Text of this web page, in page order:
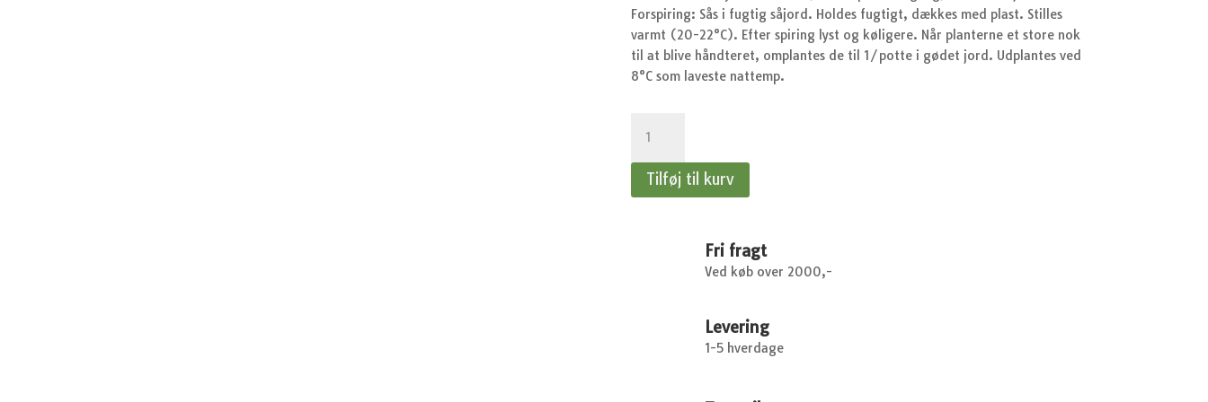
Forspiring: Sås i fugtig såjord. Holdes fugtigt, dækkes med plast. Stilles
varmt (20-22°C). Efter spiring lyst og køligere. Når planterne et store nok
til at blive håndteret, omplantes de til 1/potte i gødet jord. Udplantes ved
8°C som laveste nattemp.
Padron
antal
Tilføj til kurv
Fri fragt
Ved køb over 2000,-
Levering
1-5 hverdage